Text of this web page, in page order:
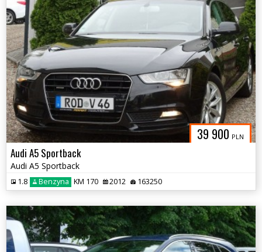
39 900 PLN
Audi A5 Sportback
Audi A5 Sportback
1.8 Benzyna KM 170 2012 163250